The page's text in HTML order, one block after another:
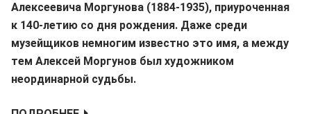
Алексеевича Моргунова (1884-1935), приуроченная
к 140-летию со дня рождения. Даже среди
музейщиков немногим известно это имя, а между
тем Алексей Моргунов был художником
неординарной судьбы.